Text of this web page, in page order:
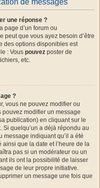
une réponse ?
page d’un forum ou
peut que vous ayez besoin d’être
des options disponibles est
: Vous pouvez poster de
etc.
?
vous ne pouvez modifier ou
modifier un message
publication) en cliquant sur le
quelqu’un a déjà répondu au
message indiquant qu’il a été
que la date et l’heure de la
pas si un modérateur ou un
ils ont la possibilité de laisser
de leur propre initiative.
un message une fois que